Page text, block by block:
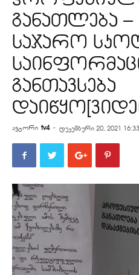
განათლება
საჯარო
განთავსება
ავტორი tv4 - დეკემბერი 20, 2021 16:33